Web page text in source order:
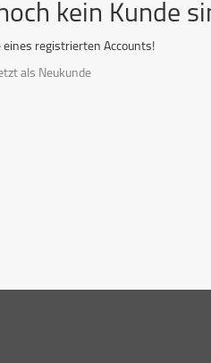
kein Kunde
eines registrierten Accounts!
als Neukunde